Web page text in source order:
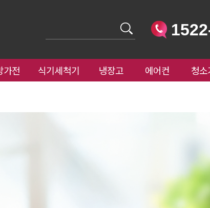
가전 식기세척기 냉장고 에어컨 청소